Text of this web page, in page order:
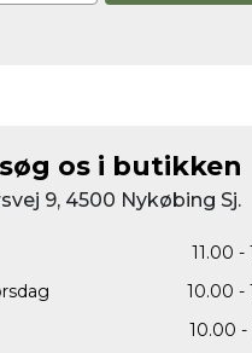
os i butikken
9, 4500 Nykøbing Sj.
11.00 -
10.00 -
10.00 -